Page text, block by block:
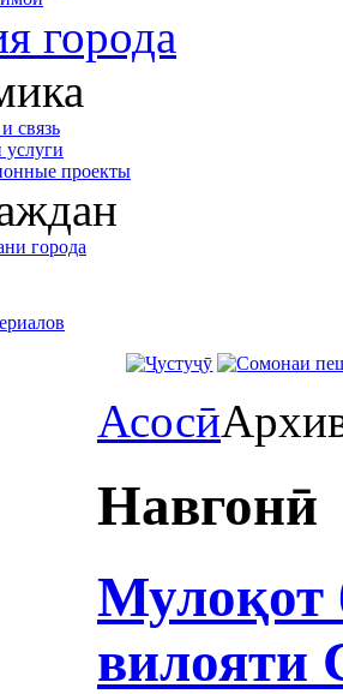
города
связь
услуги
проекты
города
Асосӣ
Навгонӣ
Мулоқот
вилояти